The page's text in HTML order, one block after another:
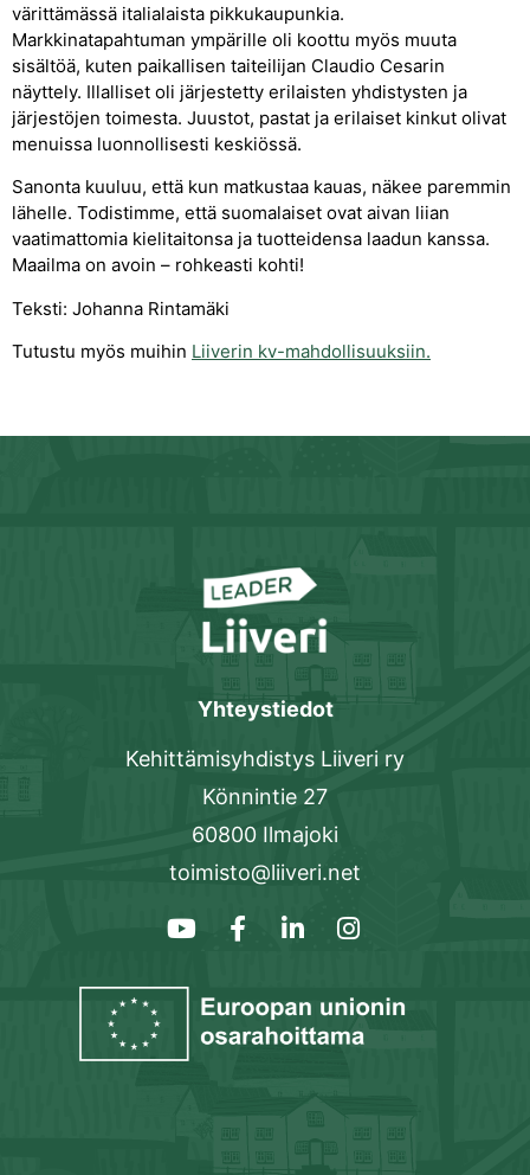
värittämässä italialaista pikkukaupunkia.
Markkinatapahtuman ympärille oli koottu myös muuta
sisältöä, kuten paikallisen taiteilijan Claudio Cesarin
näyttely. Illalliset oli järjestetty erilaisten yhdistysten ja
järjestöjen toimesta. Juustot, pastat ja erilaiset kinkut olivat
menuissa luonnollisesti keskiössä.
Sanonta kuuluu, että kun matkustaa kauas, näkee paremmin
lähelle. Todistimme, että suomalaiset ovat aivan liian
vaatimattomia kielitaitonsa ja tuotteidensa laadun kanssa.
Maailma on avoin – rohkeasti kohti!
Teksti: Johanna Rintamäki
Tutustu myös muihin Liiverin kv-mahdollisuuksiin.
Yhteystiedot
Kehittämisyhdistys Liiveri ry
Könnintie 27
60800 Ilmajoki
toimisto@liiveri.net